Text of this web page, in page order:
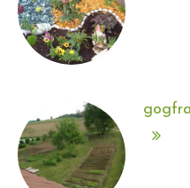
gogfra